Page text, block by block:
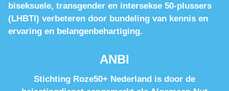
biseksuele, transgender en intersekse 50-plussers
(LHBTI) verbeteren door bundeling van kennis en
ervaring en belangenbehartiging.
ANBI
Stichting Roze50+ Nederland is door de